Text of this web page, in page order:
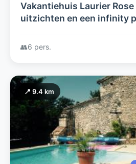
Vakantiehuis Laurier
uitzichten en een infinity
👥6 pers.
📍 9.4 km